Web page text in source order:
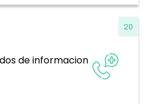
de informacion
20
evidencia e